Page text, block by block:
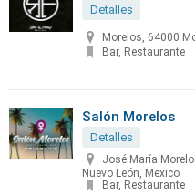
Detalles
Morelos, 64000
Bar, Restaurante
Salón Morelos
Detalles
José María
Nuevo León, Mexico
Bar, Restaurante